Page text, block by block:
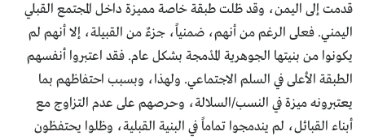
قدمت إلى اليمن، وقد ظلت طبقة خاصة مميزة داخل المجتمع القبلي
اليمني. فعلى الرغم من أنهم، ضمنياً، جزءٌ من القبيلة، إلا أنهم لم
يكونوا من بنيتها الجوهرية المدْمجة بشكل عام. فقد اعتبروا أنفسهم
الطبقة الأعلى في السلم الاجتماعي. ولهذا، وبسبب احتفاظهم بما
يعتبرونه ميزة في النسب/السلالة، وحرصهم على عدم التزاوج مع
أبناء القبائل، لم يندمجوا تماماً في البنية القبلية، وظلوا يحتفظون